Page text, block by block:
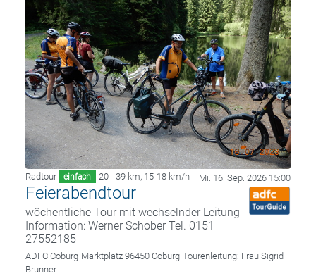
Radtour einfach 20 - 39 km, 15-18 km/h Mi. 16. Sep. 2026 15:00
Feierabendtour
wöchentliche Tour mit wechselnder Leitung
Information: Werner Schober Tel. 0151
27552185
ADFC Coburg Marktplatz 96450 Coburg Tourenleitung: Frau Sigrid
Brunner